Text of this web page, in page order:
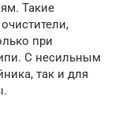
Такие
при
С несильным
так и для